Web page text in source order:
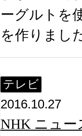
ーグルトを
を作りまし
テレビ
2016.10.27
NHK ニュー